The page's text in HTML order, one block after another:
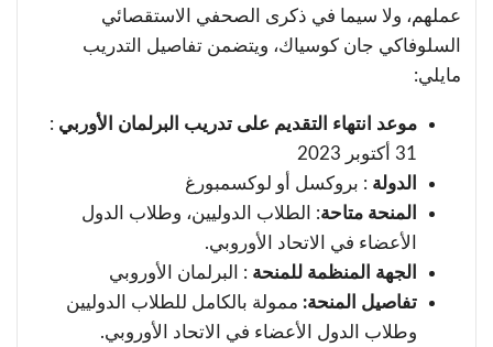
عملهم، ولا سيما في ذكرى الصحفي الاستقصائي
السلوفاكي جان كوسياك، ويتضمن تفاصيل التدريب
مايلي:
موعد انتهاء التقديم على تدريب البرلمان الأوربي :
31 أكتوبر 2023
الدولة : بروكسل أو لوكسمبورغ
المنحة متاحة: الطلاب الدوليين، وطلاب الدول
الأعضاء في الاتحاد الأوروبي.
الجهة المنظمة للمنحة : البرلمان الأوروبي
تفاصيل المنحة: ممولة بالكامل للطلاب الدوليين
وطلاب الدول الأعضاء في الاتحاد الأوروبي.